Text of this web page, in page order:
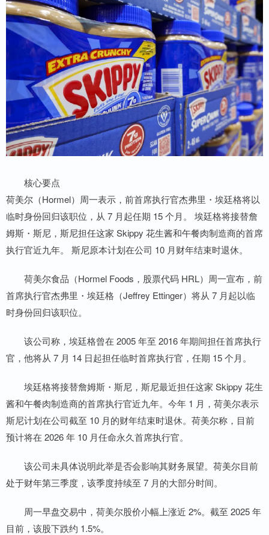
核心要点
荷美尔（Hormel）周一表示，前首席执行官杰弗里・埃廷格将以
临时身份回归该职位，从 7 月起任期 15 个月。 埃廷格将接替詹
姆斯・斯尼，斯尼担任这家 Skippy 花生酱和午餐肉制造商的首席
执行官近九年。 斯尼原本计划在公司 10 月财年结束时退休。
荷美尔食品（Hormel Foods，股票代码 HRL）周一宣布，前
首席执行官杰弗里・埃廷格（Jeffrey Ettinger）将从 7 月起以临
时身份回归该职位。
该公司称，埃廷格曾在 2005 年至 2016 年期间担任首席执行
官，他将从 7 月 14 日起担任临时首席执行官，任期 15 个月。
埃廷格将接替詹姆斯・斯尼，斯尼最近担任这家 Skippy 花生
酱和午餐肉制造商的首席执行官近九年。今年 1 月，荷美尔表示
斯尼计划在公司截至 10 月的财年结束时退休。荷美尔称，目前
预计将在 2026 年 10 月任命永久首席执行官。
该公司未具体说明此举是否会影响其财务展望。荷美尔目前
处于财年第三季度，该季度持续至 7 月的大部分时间。
周一早盘交易中，荷美尔股价小幅上涨近 2%。截至 2025 年
目前，该股下跌约 1.5%。